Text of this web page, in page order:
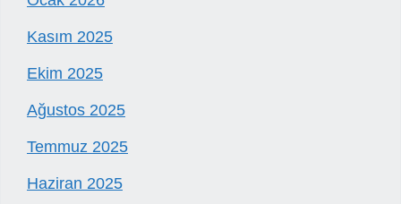
Kasım 2025
Ekim 2025
Ağustos 2025
Temmuz 2025
Haziran 2025